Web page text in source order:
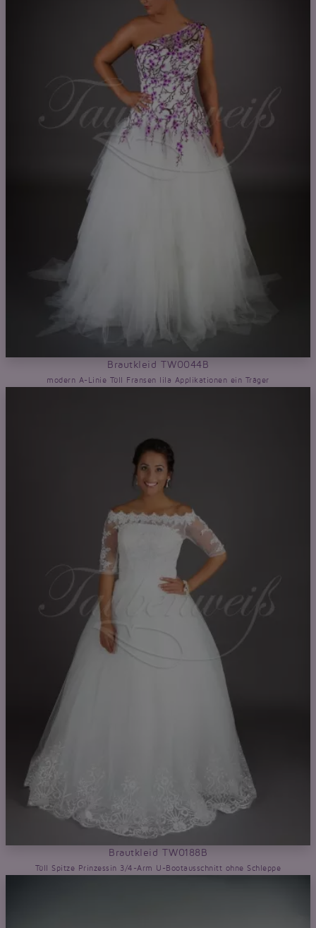
Brautkleid TW0044B
modern A-Linie Tüll Fransen lila Applikationen ein Träger
Brautkleid TW0188B
Tüll Spitze Prinzessin 3/4-Arm U-Bootausschnitt ohne Schleppe